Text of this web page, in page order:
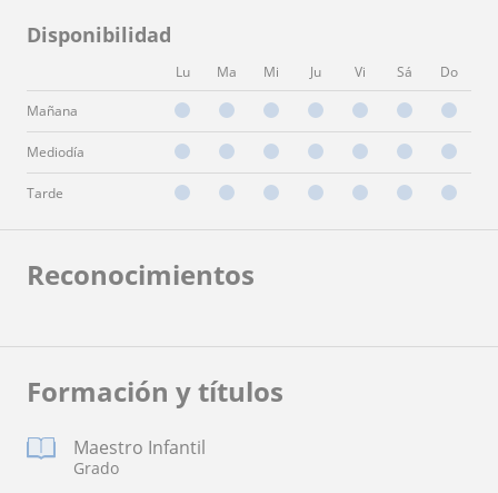
Disponibilidad
Lu Ma Mi Ju Vi Sá Do
Mañana
Mediodía
Tarde
Reconocimientos
Formación y títulos
Maestro Infantil
Grado